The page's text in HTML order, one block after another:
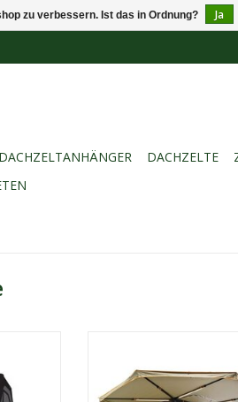
DACHZELTANHÄNGER DACHZELTE
für
Schutz.
maximaler Schatten und
Sicht.
zu verbessern. Ist das in Ordnung? Ja